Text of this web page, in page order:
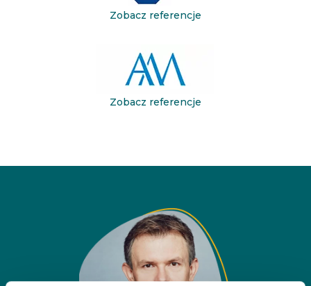
Zobacz referencje
Zobacz referencje